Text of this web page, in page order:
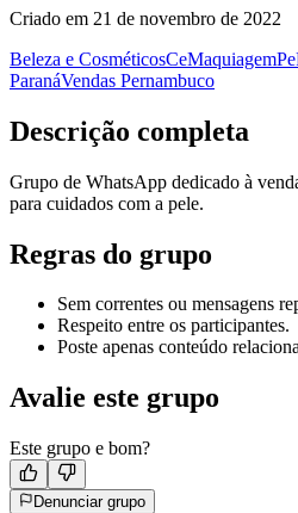
Criado em 21 de novembro de 2022
Beleza e CosméticosCeMaquiagemPe
ParanáVendas Pernambuco
Descrição completa
Grupo de WhatsApp dedicado à
para cuidados com a pele.
Regras do grupo
Sem correntes ou mensagens
Respeito entre os participantes.
Poste apenas conteúdo
Avalie este grupo
Este grupo e bom?
Denunciar grupo